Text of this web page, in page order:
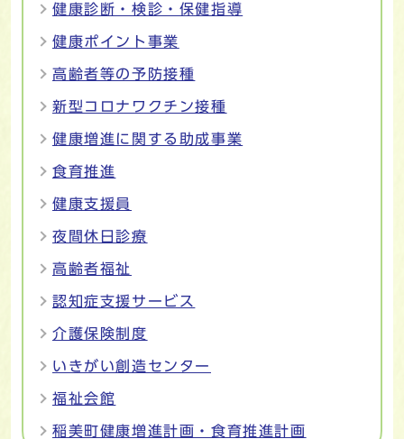
健康診断・検診・保健指導
健康ポイント事業
高齢者等の予防接種
新型コロナワクチン接種
健康増進に関する助成事業
食育推進
健康支援員
夜間休日診療
高齢者福祉
認知症支援サービス
介護保険制度
いきがい創造センター
福祉会館
稲美町健康増進計画・食育推進計画